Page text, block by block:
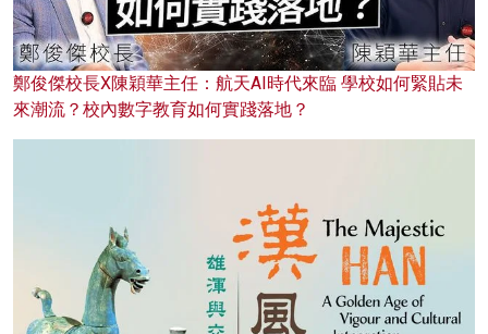
鄭俊傑校長X陳穎華主任：航天AI時代來臨 學校如何緊貼未
來潮流？校內數字教育如何實踐落地？